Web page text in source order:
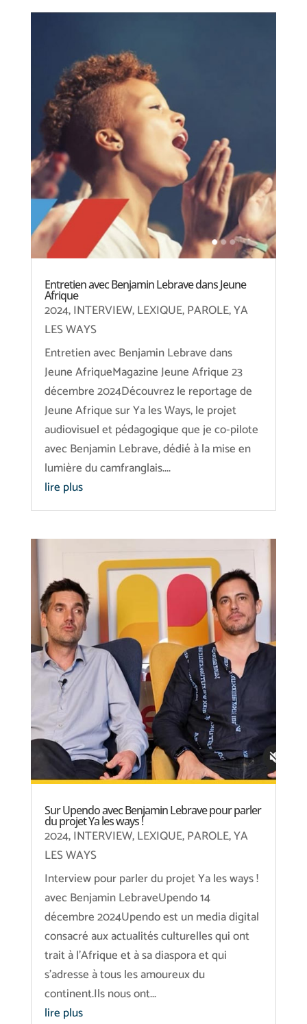
Entretien avec Benjamin Lebrave dans Jeune
Afrique
2024,INTERVIEW,LEXIQUE,PAROLE,YA
LES WAYS
Entretien avec Benjamin Lebrave dans
Jeune AfriqueMagazine Jeune Afrique 23
décembre 2024Découvrez le reportage de
Jeune Afrique sur Ya les Ways, le projet
audiovisuel et pédagogique que je co-pilote
avec Benjamin Lebrave, dédié à la mise en
lumière du camfranglais....
lire plus
Sur Upendo avec Benjamin Lebrave pour parler
du projet Ya les ways !
2024,INTERVIEW,LEXIQUE,PAROLE,YA
LES WAYS
Interview pour parler du projet Ya les ways !
avec Benjamin LebraveUpendo 14
décembre 2024Upendo est un media digital
consacré aux actualités culturelles qui ont
trait à l'Afrique et à sa diaspora et qui
s'adresse à tous les amoureux du
continent.Ils nous ont...
lire plus